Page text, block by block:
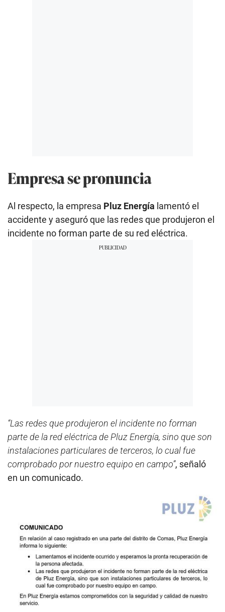
Empresa se pronuncia
Al respecto, la empresa Pluz Energía lamentó el
accidente y aseguró que las redes que produjeron el
incidente no forman parte de su red eléctrica.
“Las redes que produjeron el incidente no forman
parte de la red eléctrica de Pluz Energía, sino que son
instalaciones particulares de terceros, lo cual fue
comprobado por nuestro equipo en campo”, señaló
en un comunicado.